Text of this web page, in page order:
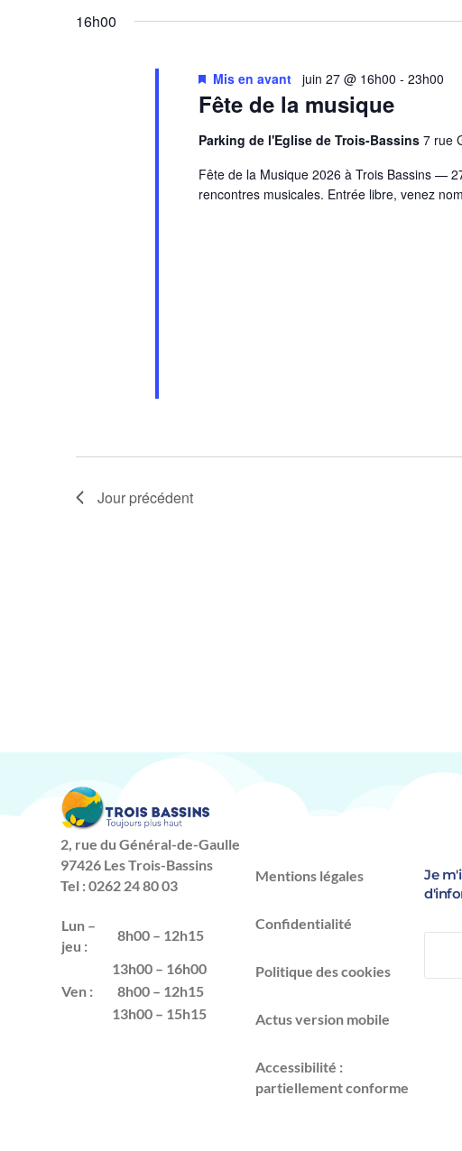
16h00
Fête de la musique
Mis en avant juin 27 @ 16h00 - 23h00
Parking de l'Eglise de Trois-Bassins 7 rue
Fête de la Musique 2026 à Trois Bassins —
rencontres musicales. Entrée libre, venez
Jour précédent
2, rue du Général-de-Gaulle
97426 Les Trois-Bassins
Tel : 0262 24 80 03
Lun –
jeu :
8h00 – 12h15
13h00 – 16h00
Ven :
8h00 – 12h15
13h00 – 15h15
Mentions légales
Confidentialité
Politique des cookies
Actus version mobile
Accessibilité :
partiellement conforme
Je